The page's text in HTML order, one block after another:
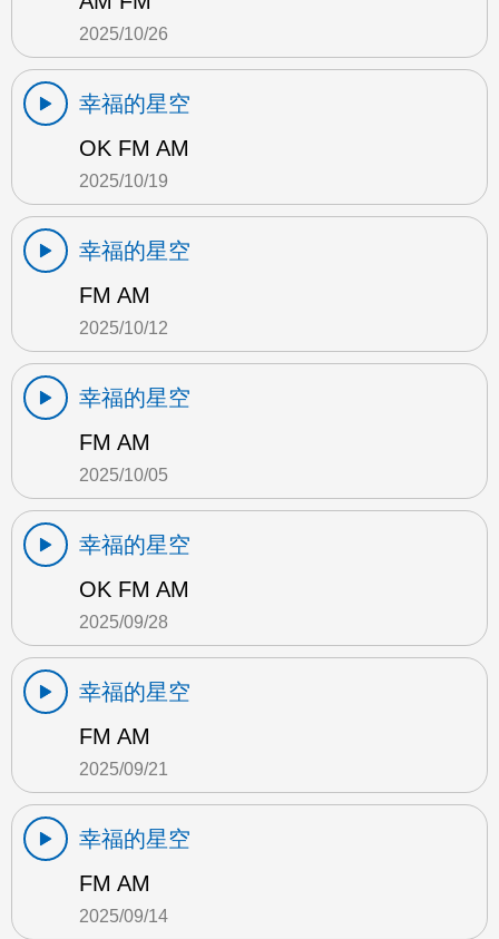
2025/10/26
幸福的星空
OK FM AM
2025/10/19
幸福的星空
FM AM
2025/10/12
幸福的星空
FM AM
2025/10/05
幸福的星空
OK FM AM
2025/09/28
幸福的星空
FM AM
2025/09/21
幸福的星空
FM AM
2025/09/14